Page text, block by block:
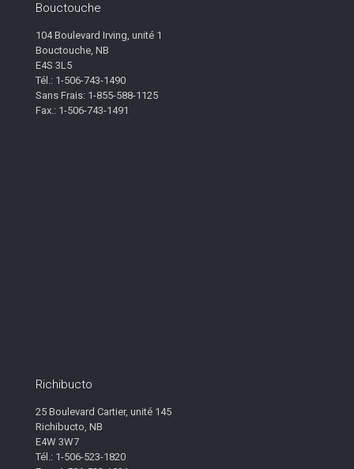
Bouctouche
104 Boulevard Irving, unité 1
Bouctouche, NB
E4S 3L5
Tél.: 1-506-743-1490
Sans Frais: 1-855-588-1125
Fax.: 1-506-743-1491
Richibucto
25 Boulevard Cartier, unité 145
Richibucto, NB
E4W 3W7
Tél.: 1-506-523-1820